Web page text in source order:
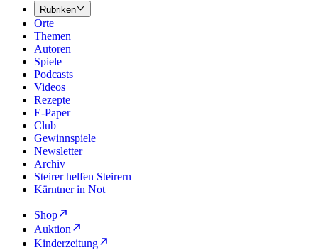
Rubriken
Orte
Themen
Autoren
Spiele
Podcasts
Videos
Rezepte
E-Paper
Club
Gewinnspiele
Newsletter
Archiv
Steirer helfen Steirern
Kärntner in Not
Shop
Auktion
Kinderzeitung